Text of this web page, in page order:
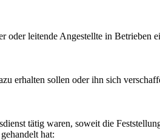
oder leitende Angestellte in Betrieben
erhalten sollen oder ihn sich
tätig waren, soweit die
hat: